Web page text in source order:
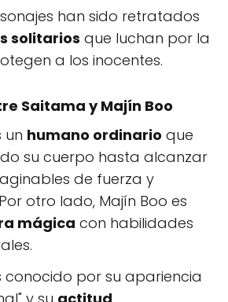
han sido retratados
solitarios que luchan por la
a los inocentes.
Saitama y Majín Boo
un humano ordinario que
su cuerpo hasta alcanzar
de fuerza y
otro lado, Majín Boo es
mágica con habilidades
conocido por su apariencia